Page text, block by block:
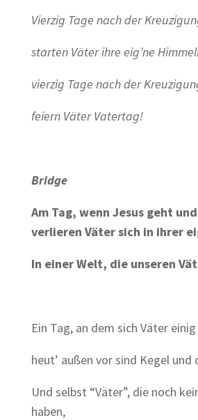
Vierzig Tage nach der
starten Väter ihre eig’ne
vierzig Tage nach der
feiern Väter Vatertag!
Bridge
Am Tag, wenn Jesus geht
verlieren Väter sich in ihrer
In einer Welt, die unseren
Ein Tag, an dem sich Väter
heut’ außen vor sind Kegel und
Und selbst “Väter”, die noch
haben,